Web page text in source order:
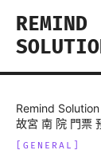
REMIND
Remind Solution
故宮 南 院 門票
GENERAL